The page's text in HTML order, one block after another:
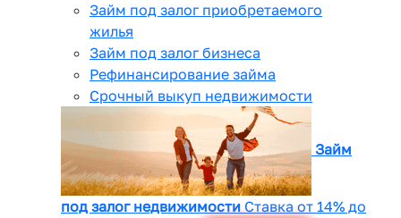
Займ под залог приобретаемого
жилья
Займ под залог бизнеса
Рефинансирование займа
Срочный выкуп недвижимости
Займ
под залог недвижимости Ставка от 14% до